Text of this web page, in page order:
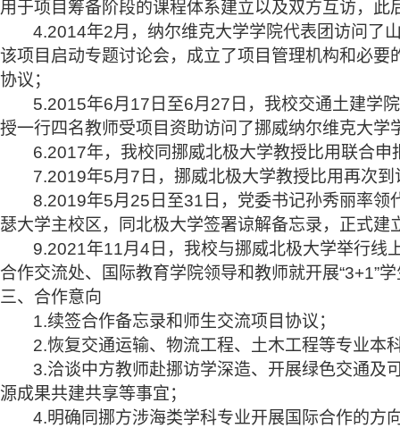
用于项目筹备阶段的课程体系建立以及双方互访，此
4.2014年2月 ， 纳尔维克大学学院代表团访问了
该项目启动专题讨论会， 成立了项目管理机构和必要
协议 ；
5.2015年6月17日至6月27日，我校交通土建学
授一行四名教师受项目资助访问了挪威纳尔维克大学
6.2017年，我校同挪威北极大学教授比用联合
7.2019年5月7日，挪威北极大学教授比用再次
8.2019年5月25日至31日，党委书记孙秀丽率领
瑟大学主校区，同北极大学签署谅解备忘录，
正式建
9.2021年11月4日，我校与挪威北极大学举行线
合作交流处、国际教育学院领导和教师就开展“3+1”
三、合作意向
1.续签合作备忘录和师生交流项目协议；
2.恢复交通运输、物流工程、土木工程等专业本
3.洽谈中方教师赴挪访学深造、开展绿色交通及
源成果共建共享等事宜；
4.明确同挪方涉海类学科专业开展国际合作的方